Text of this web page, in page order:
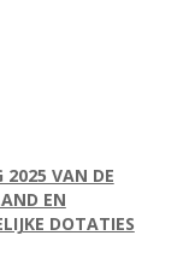
2025 VAN DE
EN
DOTATIES